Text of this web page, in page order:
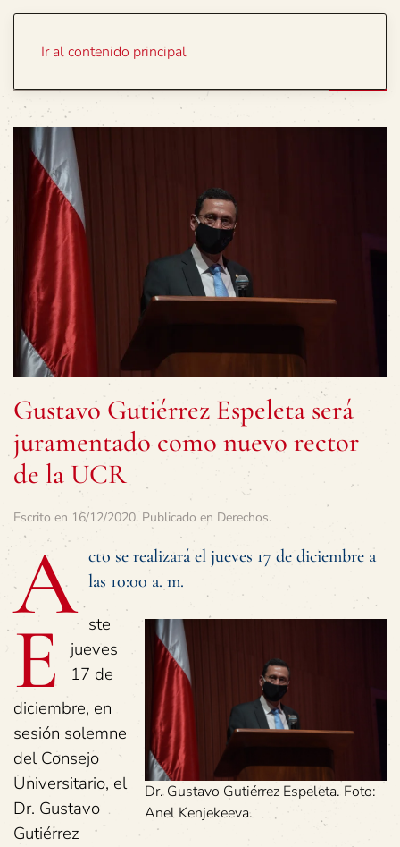
Ir al contenido principal
Gustavo Gutiérrez Espeleta será
juramentado como nuevo rector
de la UCR
Escrito en 16/12/2020. Publicado en Derechos.
A cto se realizará el jueves 17 de diciembre a
las 10:00 a. m.
Dr. Gustavo Gutiérrez Espeleta. Foto:
Anel Kenjekeeva.
E
ste
jueves
17 de
diciembre, en
sesión solemne
del Consejo
Universitario, el
Dr. Gustavo
Gutiérrez